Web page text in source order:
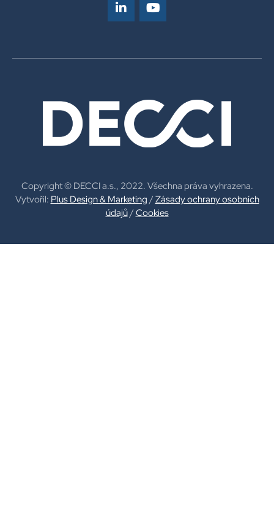
Copyright © DECCI a.s., 2022. Všechna práva vyhrazena.
Vytvořil: Plus Design & Marketing /Zásady ochrany osobních
údajů/Cookies